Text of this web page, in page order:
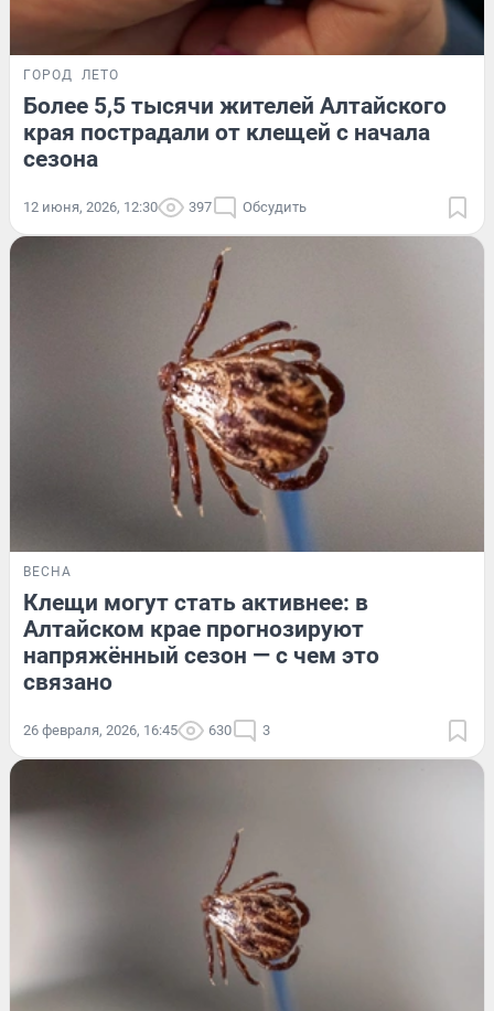
ГОРОД ЛЕТО
Более 5,5 тысячи жителей Алтайского
края пострадали от клещей с начала
сезона
12 июня, 2026, 12:30 397 Обсудить
ВЕСНА
Клещи могут стать активнее: в
Алтайском крае прогнозируют
напряжённый сезон — с чем это
связано
26 февраля, 2026, 16:45 630 3